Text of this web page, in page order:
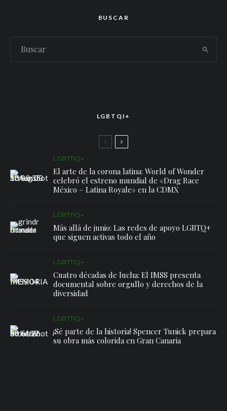
BUSCAR
LGBTQI+
LGBTTIQ+
El arte de la corona latina: World of Wonder
celebró el estreno mundial de «Drag Race
México – Latina Royale» en la CDMX
LGBTTIQ+
Más allá de junio: Las redes de apoyo LGBTQ+
que siguen activas todo el año
LGBTTIQ+
Cuatro décadas de lucha: El IMSS presenta
documental sobre orgullo y derechos de la
diversidad
LGBTTIQ+
¡Sé parte de la historia! Spencer Tunick prepara
su obra más colorida en Gran Canaria